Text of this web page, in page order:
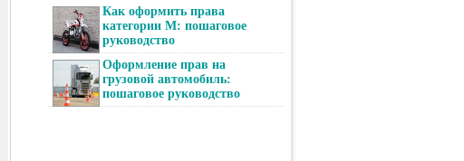
Как оформить права
категории М: пошаговое
руководство
Оформление прав на
грузовой автомобиль:
пошаговое руководство